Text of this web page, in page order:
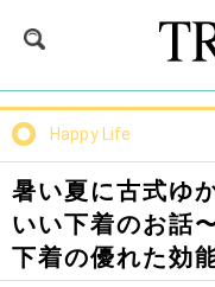
Happy Life
暑い夏に古式ゆ
いい下着のお話
下着の優れた効